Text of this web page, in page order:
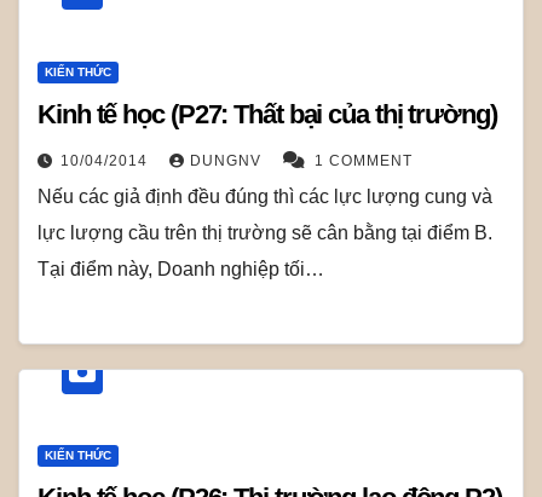
KIẾN THỨC
Kinh tế học (P27: Thất bại của thị trường)
10/04/2014 DUNGNV 1 COMMENT
Nếu các giả định đều đúng thì các lực lượng cung và
lực lượng cầu trên thị trường sẽ cân bằng tại điểm B.
Tại điểm này, Doanh nghiệp tối…
KIẾN THỨC